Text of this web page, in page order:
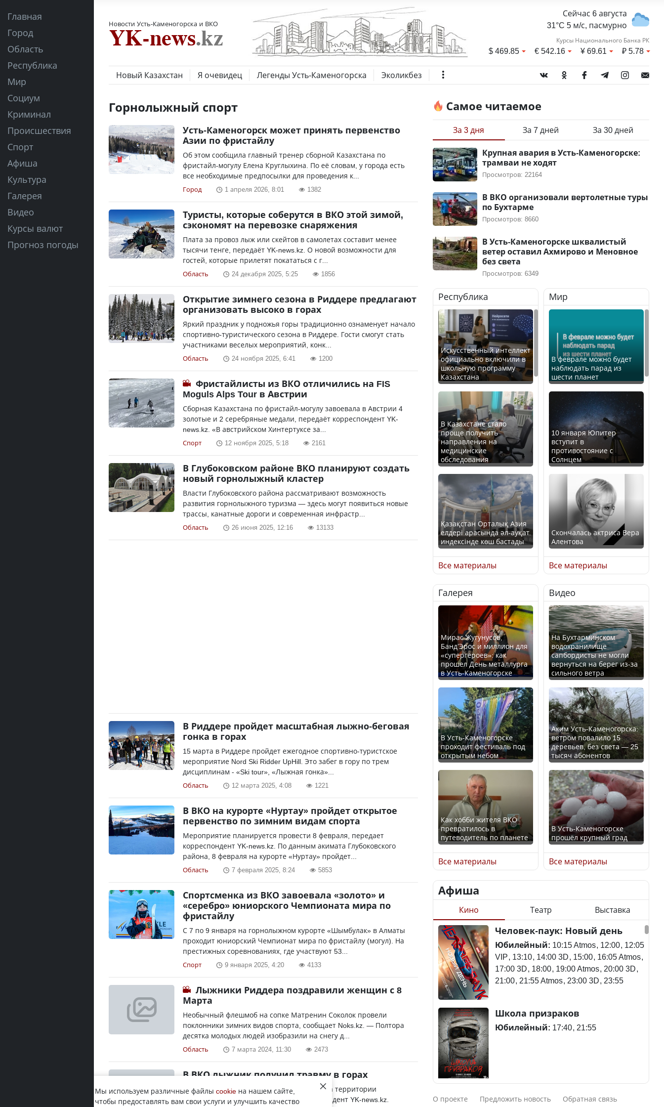
Главная
Город
Область
Республика
Мир
Социум
Криминал
Происшествия
Спорт
Афиша
Культура
Галерея
Видео
Курсы валют
Прогноз погоды
Новости Усть-Каменогорска и ВКО
Сейчас 6 августа
31°C 5 м/с, пасмурно
Курсы Национального Банка РК
$469.85 €542.16 ¥69.61 ₽5.78
Новый Казахстан Я очевидец Легенды Усть-Каменогорска Эколикбез
Горнолыжный спорт
Усть-Каменогорск может принять первенство
Азии по фристайлу
Об этом сообщила главный тренер сборной Казахстана по
фристайл-могулу Елена Круглыхина. По её словам, у города есть
все необходимые предпосылки для проведения к...
Город 1 апреля 2026, 8:01 1382
Туристы, которые соберутся в ВКО этой зимой,
сэкономят на перевозке снаряжения
Плата за провоз лыж или скейтов в самолетах составит менее
тысячи тенге, передаёт YK-news.kz. О новой возможности для
гостей, которые прилетят покататься с г...
Область 24 декабря 2025, 5:25 1856
Открытие зимнего сезона в Риддере предлагают
организовать высоко в горах
Яркий праздник у подножья горы традиционно ознаменует начало
спортивно-туристического сезона в Риддере. Гости смогут стать
участниками веселых мероприятий, конк...
Область 24 ноября 2025, 6:41 1200
Фристайлисты из ВКО отличились на FIS
Moguls Alps Tour в Австрии
Сборная Казахстана по фристайл-могулу завоевала в Австрии 4
золотые и 2 серебряные медали, передаёт корреспондент YK-
news.kz. «В австрийском Хинтертуксе за...
Спорт 12 ноября 2025, 5:18 2161
В Глубоковском районе ВКО планируют создать
новый горнолыжный кластер
Власти Глубоковского района рассматривают возможность
развития горнолыжного туризма — здесь могут появиться новые
трассы, канатные дороги и современная инфрастр...
Область 26 июня 2025, 12:16 13133
В Риддере пройдет масштабная лыжно-беговая
гонка в горах
15 марта в Риддере пройдет ежегодное спортивно-туристское
мероприятие Nord Ski Ridder UpHill. Это забег в гору по трем
дисциплинам - «Ski tour», «Лыжная гонка»...
Область 12 марта 2025, 4:08 1221
В ВКО на курорте «Нуртау» пройдет открытое
первенство по зимним видам спорта
Мероприятие планируется провести 8 февраля, передает
корреспондент YK-news.kz. По данным акимата Глубоковского
района, 8 февраля на курорте «Нуртау» пройдет...
Область 7 февраля 2025, 8:24 5853
Спортсменка из ВКО завоевала «золото» и
«серебро» юниорского Чемпионата мира по
фристайлу
С 7 по 9 января на горнолыжном курорте «Шымбулак» в Алматы
проходит юниорский Чемпионат мира по фристайлу (могул). На
престижных соревнованиях, где участвуют 53...
Спорт 9 января 2025, 4:20 4133
Лыжники Риддера поздравили женщин с 8
Марта
Необычный флешмоб на сопке Матренин Соколок провели
поклонники зимних видов спорта, сообщает Noks.kz. — Полтора
десятка молодых людей изобразили на снегу д...
Область 7 марта 2024, 11:30 2473
В ВКО лыжник получил травму в горах
Происшествие случилось первого марта на территории
Глубоковского района, передает корреспондент YK-news.kz.
Самое читаемое
За 3 дня За 7 дней За 30 дней
Крупная авария в Усть-Каменогорске:
трамваи не ходят
Просмотров: 22164
В ВКО организовали вертолетные туры
по Бухтарме
Просмотров: 8660
В Усть-Каменогорске шквалистый
ветер оставил Ахмирово и Меновное
без света
Просмотров: 6349
Республика
Искусственный интеллект
официально включили в
школьную программу
Казахстана
В Казахстане стало
проще получить
направления на
медицинские
обследования
Қазақстан Орталық Азия
елдері арасында әл-ауқат
индексінде көш бастады
Казахстан возглавил
рейтинг благополучия
среди стран Центральной
Азии
Будут ли представлены
интересы регионов в
Курултае?
Ең төменгі жалақы,
алимент, экология: жеті
партия сайлаушылармен
нені талқылап жатыр?
Минимальная зарплата,
алименты, экология — о
чем говорят с
избирателями
представители партий
Министр рассказал, из
чего делают колбасу в
Казахстане
Министр объяснил,
почему казахстанские
товары могут стоить
дороже импортных
избирателей по стране
Все материалы
Мир
В феврале можно будет
наблюдать парад из
шести планет
10 января Юпитер
вступит в
противостояние с
Солнцем
Скончалась актриса Вера
Алентова
В РФ вынесен заочный
приговор по уголовному
делу об убийстве Игоря
Талькова
В России введены
дополнительные
ограничения для
казахстанских прав
Трамп официально
вступил в должность
президента США
Луну признали объектом
культурного наследия,
находящегося под
угрозой исчезновения
Станет ли
метапневмовирус
эпидемией, рассказали в
ВОЗ
потерпел крушение в
Южной Корее, погибли
120 человек
Актау: Путин принес
Все материалы
Галерея
Мирас Жугунусов,
Банд’Эрос и миллион для
«супергероев»: как
прошел День металлурга
в Усть-Каменогорске
В Усть-Каменогорске
проходит фестиваль под
открытым небом
Как хобби жителя ВКО
превратилось в
путеводитель по планете
Все материалы
Видео
На Бухтарминском
водохранилище
сапбордисты не могли
вернуться на берег из-за
сильного ветра
Аким Усть-Каменогорска:
ветром повалило 15
деревьев, без света — 25
тысяч абонентов
В Усть-Каменогорске
прошёл крупный град
Все материалы
Афиша
Кино Театр Выставка
Человек-паук: Новый день
Юбилейный: 10:15 Atmos 12:00 12:05
VIP 13:10 14:00 3D 15:00 16:05 Atmos
17:00 3D 18:00 19:00 Atmos 20:00 3D
21:00 21:55 Atmos 23:00 3D 23:55
Школа призраков
Юбилейный: 17:40 21:55
Смешарики сквозь вселенные
О проекте Предложить новость
Обратная связь
Мы используем различные файлы cookie на нашем сайте,
чтобы предоставлять вам свои услуги и улучшить качество